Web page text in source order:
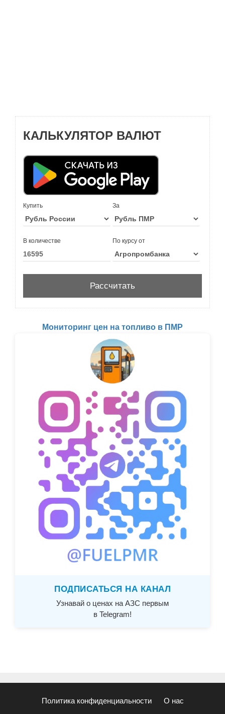
КАЛЬКУЛЯТОР ВАЛЮТ
Купить За
В количестве По курсу от
Мониторинг цен на топливо в ПМР
ПОДПИСАТЬСЯ НА КАНАЛ
Узнавай о ценах на АЗС первым
в Telegram!
Политика конфиденциальности О нас